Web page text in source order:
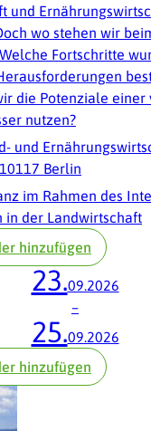
und
wo stehen wir
Fortschritte
die Potenziale
nutzen?
und
Berlin
im Rahmen des
in der Landwirtschaft
hinzufügen
23.09.2026
–
25.09.2026
hinzufügen